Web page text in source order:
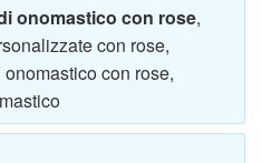
onomastico con rose,
con rose,
con rose,